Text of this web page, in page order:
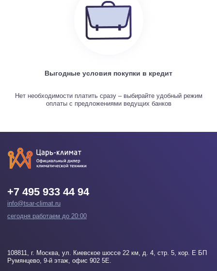
Выгодные условия покупки в кредит
Нет необходимости платить сразу – выбирайте удобный режим
оплаты с предложениями ведущих банков
+7 495 933 44 94
info@tsar-climat.ru
сегодня работаем до 20:00
108811, г. Москва, ул. Киевское шоссе 22 км, д. 4, стр. 5, кор. Е БП
Румянцево, 9-й этаж, офис 902 5Е.